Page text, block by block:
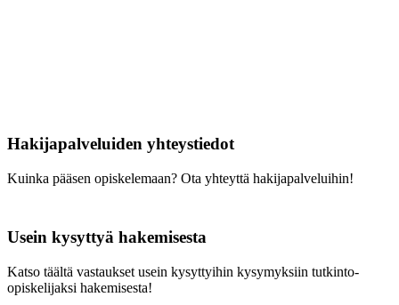
Hakijapalveluiden yhteystiedot
Kuinka pääsen opiskelemaan? Ota yhteyttä hakijapalveluihin!
Usein kysyttyä hakemisesta
Katso täältä vastaukset usein kysyttyihin kysymyksiin tutkinto-
opiskelijaksi hakemisesta!